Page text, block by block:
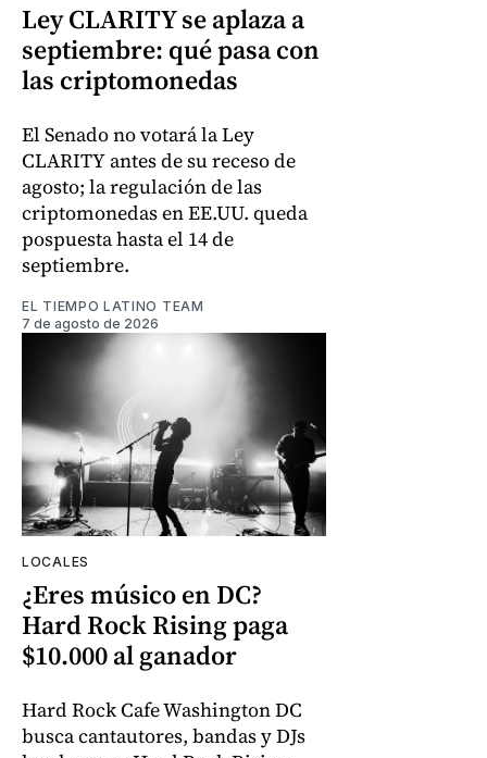
Ley CLARITY se aplaza a
septiembre: qué pasa con
las criptomonedas
El Senado no votará la Ley
CLARITY antes de su receso de
agosto; la regulación de las
criptomonedas en EE.UU. queda
pospuesta hasta el 14 de
septiembre.
EL TIEMPO LATINO TEAM
7 de agosto de 2026
LOCALES
¿Eres músico en DC?
Hard Rock Rising paga
$10.000 al ganador
Hard Rock Cafe Washington DC
busca cantautores, bandas y DJs